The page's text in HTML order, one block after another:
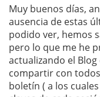
Muy buenos días,
ausencia de estas
podido ver, hemos
pero lo que me he
actualizando el
compartir con
boletín ( a los